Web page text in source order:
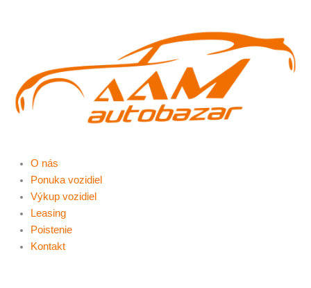
O nás
Ponuka vozidiel
Výkup vozidiel
Leasing
Poistenie
Kontakt